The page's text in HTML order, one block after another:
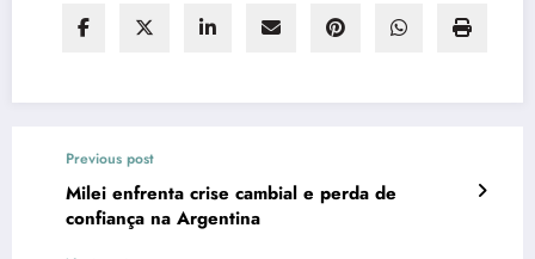
Previous post
Milei enfrenta crise cambial e perda de
confiança na Argentina